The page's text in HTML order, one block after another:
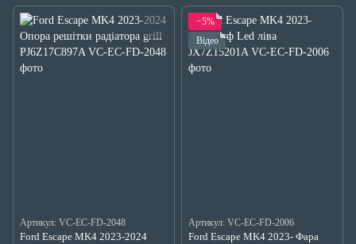
Артикул: VC-EC-FD-2048
Ford Escape MK4 2023-2024
−5%
Відео
Артикул: VC-EC-FD-2006
Ford Escape MK4 2023- Фара